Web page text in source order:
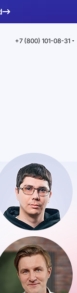
+7 (800) 101-08-31